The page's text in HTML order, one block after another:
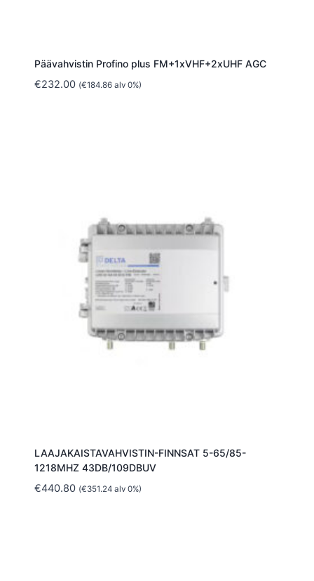
Päävahvistin Profino plus FM+1xVHF+2xUHF AGC
€232.00 (€184.86alv 0%)
LAAJAKAISTAVAHVISTIN-FINNSAT 5-65/85-
1218MHZ 43DB/109DBUV
€440.80 (€351.24alv 0%)